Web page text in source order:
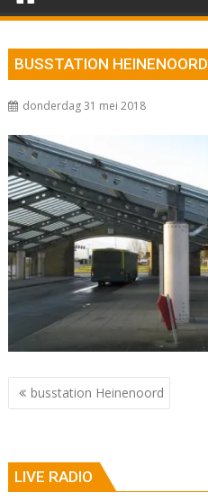
BUSSTATION HEINENOORD
donderdag 31 mei 2018
Berichtnavigatie
busstation Heinenoord
LIVE RADIO